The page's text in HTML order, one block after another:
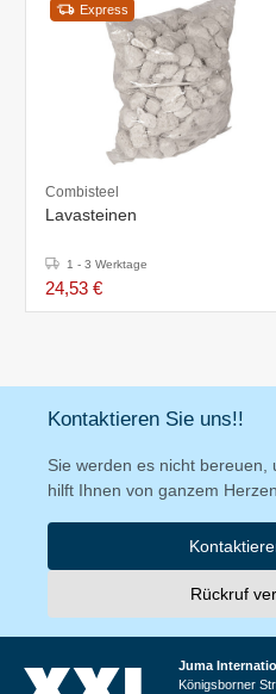
Express
Combisteel
Lavasteinen
1 - 3 Werktage
24,53 €
Kontaktieren Sie uns!!
Sie werden es nicht
hilft Ihnen von ganzem Herzen.
Rückruf
Juma
Königsborner